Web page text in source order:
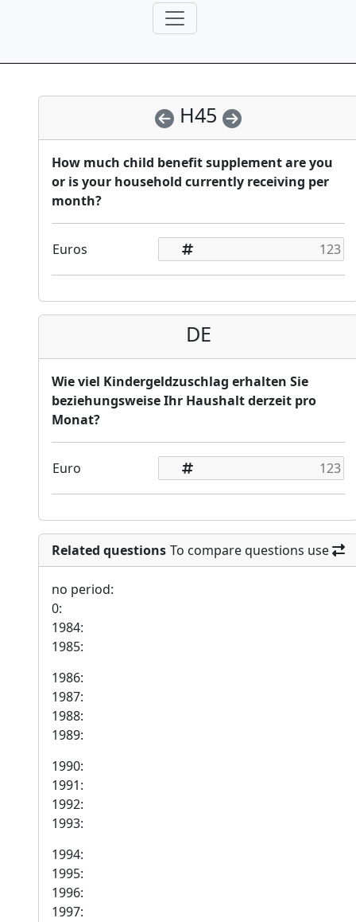
H45
How much child benefit supplement are you
or is your household currently receiving per
month?
Euros
DE
Wie viel Kindergeldzuschlag erhalten Sie
beziehungsweise Ihr Haushalt derzeit pro
Monat?
Euro
Related questions To compare questions use
no period:
0:
1984:
1985:
1986:
1987:
1988:
1989:
1990:
1991:
1992:
1993:
1994:
1995:
1996:
1997: